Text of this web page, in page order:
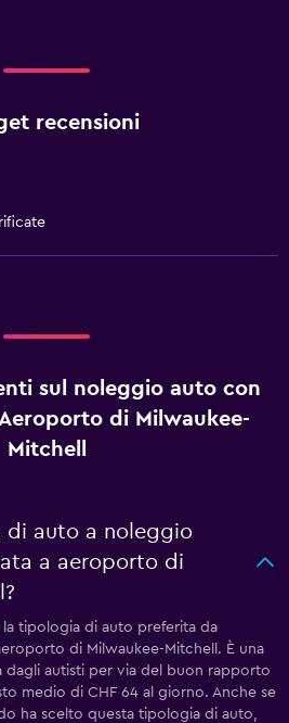
recensioni
sul noleggio auto con
di Milwaukee-
Mitchell
di auto a noleggio
a aeroporto di
tipologia di auto preferita da
di Milwaukee-Mitchell. È una
autisti per via del buon rapporto
medio di CHF 64 al giorno. Anche se
ha scelto questa tipologia di auto,